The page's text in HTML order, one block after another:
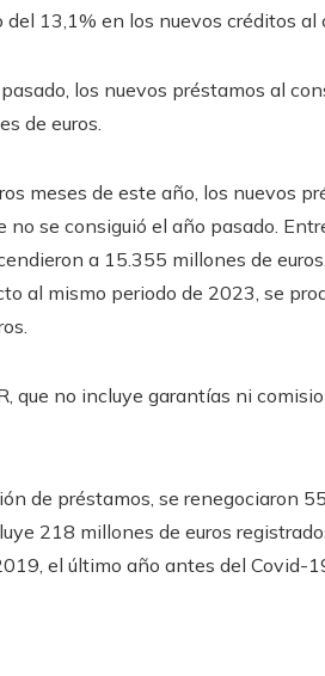
13,1% en los nuevos créditos al
los nuevos préstamos al
de euros.
meses de este año, los nuevos
no se consiguió el año pasado.
a 15.355 millones de
al mismo periodo de 2023, se
que no incluye garantías ni
de préstamos, se renegociaron
218 millones de euros
el último año antes del Covid-